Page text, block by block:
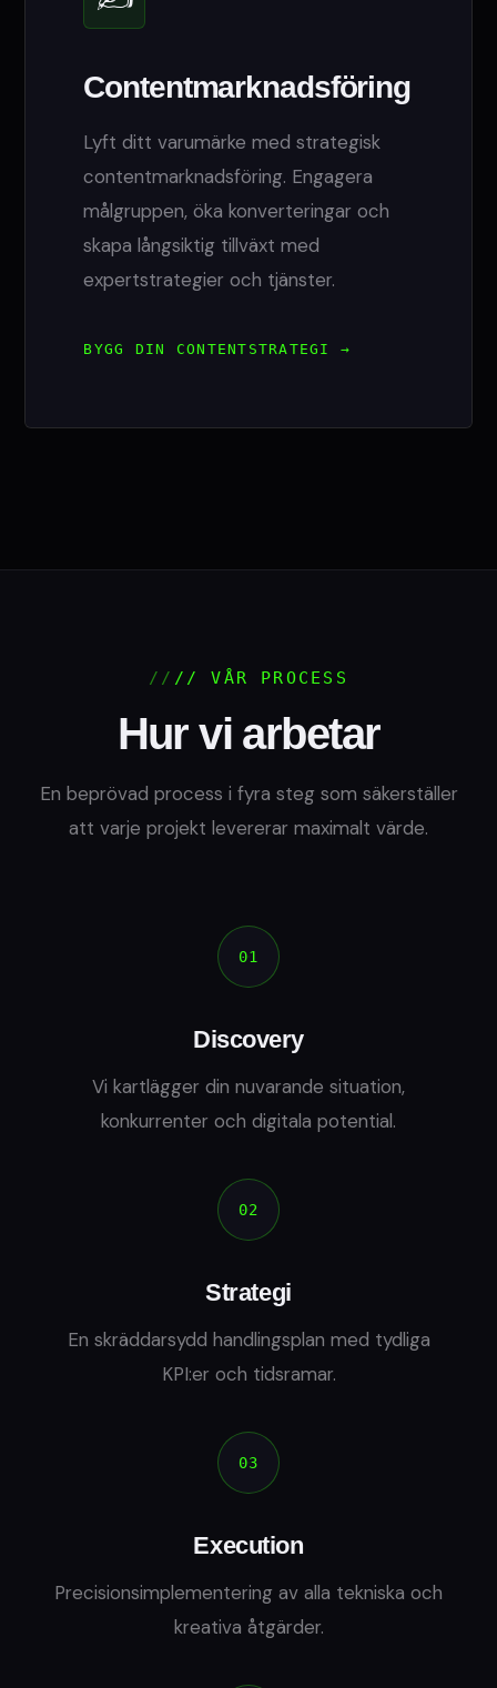
Content­marknadsföring
Lyft ditt varumärke med strategisk
contentmarknadsföring. Engagera
målgruppen, öka konverteringar och
skapa långsiktig tillväxt med
expertstrategier och tjänster.
BYGG DIN CONTENTSTRATEGI →
// VÅR PROCESS
Hur vi arbetar
En beprövad process i fyra steg som säkerställer
att varje projekt levererar maximalt värde.
01
Discovery
Vi kartlägger din nuvarande situation,
konkurrenter och digitala potential.
02
Strategi
En skräddarsydd handlingsplan med tydliga
KPI:er och tidsramar.
03
Execution
Precisionsimplementering av alla tekniska och
kreativa åtgärder.